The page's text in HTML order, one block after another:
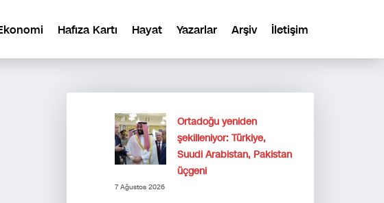
Hafıza Kartı Hayat Yazarlar Arşiv İletişim
Ortadoğu yeniden
şekilleniyor: Türkiye,
Suudi Arabistan, Pakistan
üçgeni
7 Ağustos 2026